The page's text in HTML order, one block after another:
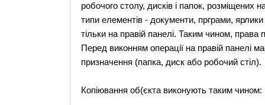
робочого столу, дисків і папок,
типи елементів - документи, прграми,
тільки на правій панелі. Таким чином, права
Перед виконням операції на правій панелі
призначення (папка, диск або робочий стіл).
Копіювання об(єкта виконують таким чином: